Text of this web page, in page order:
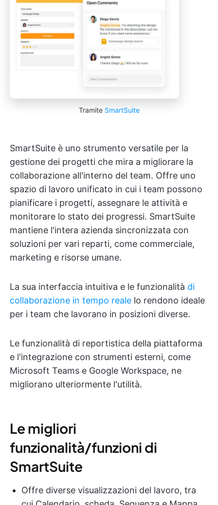
Tramite SmartSuite
SmartSuite è uno strumento versatile per la
gestione dei progetti che mira a migliorare la
collaborazione all'interno del team. Offre uno
spazio di lavoro unificato in cui i team possono
pianificare i progetti, assegnare le attività e
monitorare lo stato dei progressi. SmartSuite
mantiene l'intera azienda sincronizzata con
soluzioni per vari reparti, come commerciale,
marketing e risorse umane.
La sua interfaccia intuitiva e le funzionalità di
collaborazione in tempo reale lo rendono ideale
per i team che lavorano in posizioni diverse.
Le funzionalità di reportistica della piattaforma
e l'integrazione con strumenti esterni, come
Microsoft Teams e Google Workspace, ne
migliorano ulteriormente l'utilità.
Le migliori
funzionalità/funzioni di
SmartSuite
Offre diverse visualizzazioni del lavoro, tra